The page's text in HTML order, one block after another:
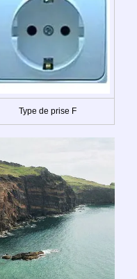
Type de prise F